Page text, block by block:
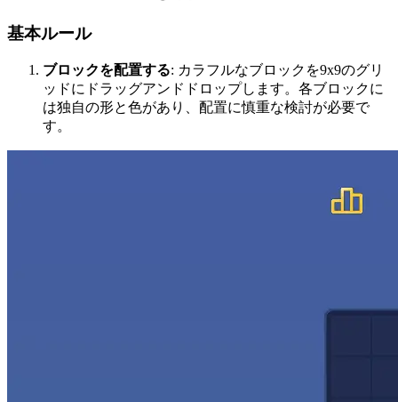
基本ルール
ブロックを配置する: カラフルなブロックを9x9のグリ
ッドにドラッグアンドドロップします。各ブロックに
は独自の形と色があり、配置に慎重な検討が必要で
す。